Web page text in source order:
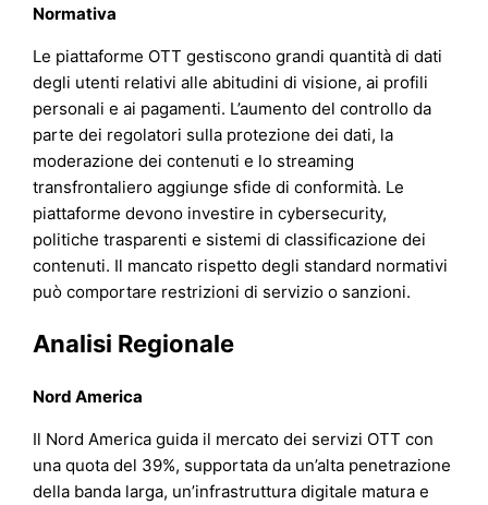
Normativa
Le piattaforme OTT gestiscono grandi quantità di dati
degli utenti relativi alle abitudini di visione, ai profili
personali e ai pagamenti. L’aumento del controllo da
parte dei regolatori sulla protezione dei dati, la
moderazione dei contenuti e lo streaming
transfrontaliero aggiunge sfide di conformità. Le
piattaforme devono investire in cybersecurity,
politiche trasparenti e sistemi di classificazione dei
contenuti. Il mancato rispetto degli standard normativi
può comportare restrizioni di servizio o sanzioni.
Analisi Regionale
Nord America
Il Nord America guida il mercato dei servizi OTT con
una quota del 39%, supportata da un’alta penetrazione
della banda larga, un’infrastruttura digitale matura e